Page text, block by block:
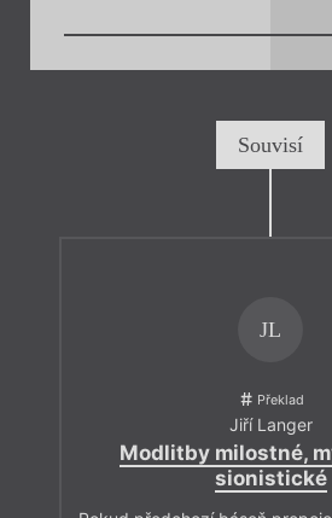
Souvisí
JL
Překlad
Jiří Langer
Modlitby milostné,
sionistické